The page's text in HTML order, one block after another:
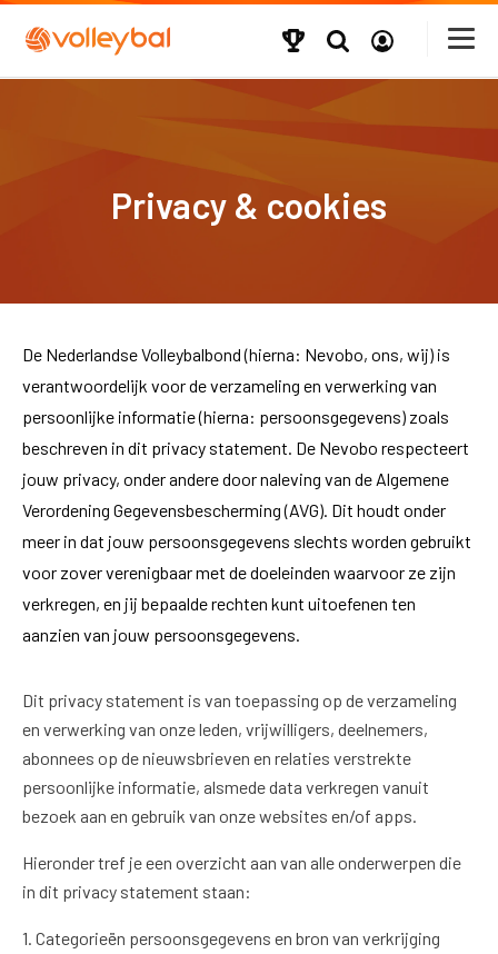
Privacy & cookies
De Nederlandse Volleybalbond (hierna: Nevobo, ons, wij) is
verantwoordelijk voor de verzameling en verwerking van
persoonlijke informatie (hierna: persoonsgegevens) zoals
beschreven in dit privacy statement. De Nevobo respecteert
jouw privacy, onder andere door naleving van de Algemene
Verordening Gegevensbescherming (AVG). Dit houdt onder
meer in dat jouw persoonsgegevens slechts worden gebruikt
voor zover verenigbaar met de doeleinden waarvoor ze zijn
verkregen, en jij bepaalde rechten kunt uitoefenen ten
aanzien van jouw persoonsgegevens.
Dit privacy statement is van toepassing op de verzameling
en verwerking van onze leden, vrijwilligers, deelnemers,
abonnees op de nieuwsbrieven en relaties verstrekte
persoonlijke informatie, alsmede data verkregen vanuit
bezoek aan en gebruik van onze websites en/of apps.
Hieronder tref je een overzicht aan van alle onderwerpen die
in dit privacy statement staan:
1. Categorieën persoonsgegevens en bron van verkrijging